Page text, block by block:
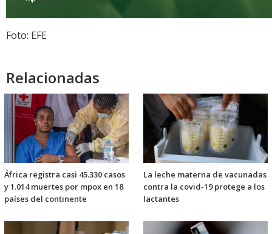
Foto: EFE
Relacionadas
África registra casi 45.330 casos
y 1.014 muertes por mpox en 18
países del continente
La leche materna de vacunadas
contra la covid-19 protege a los
lactantes